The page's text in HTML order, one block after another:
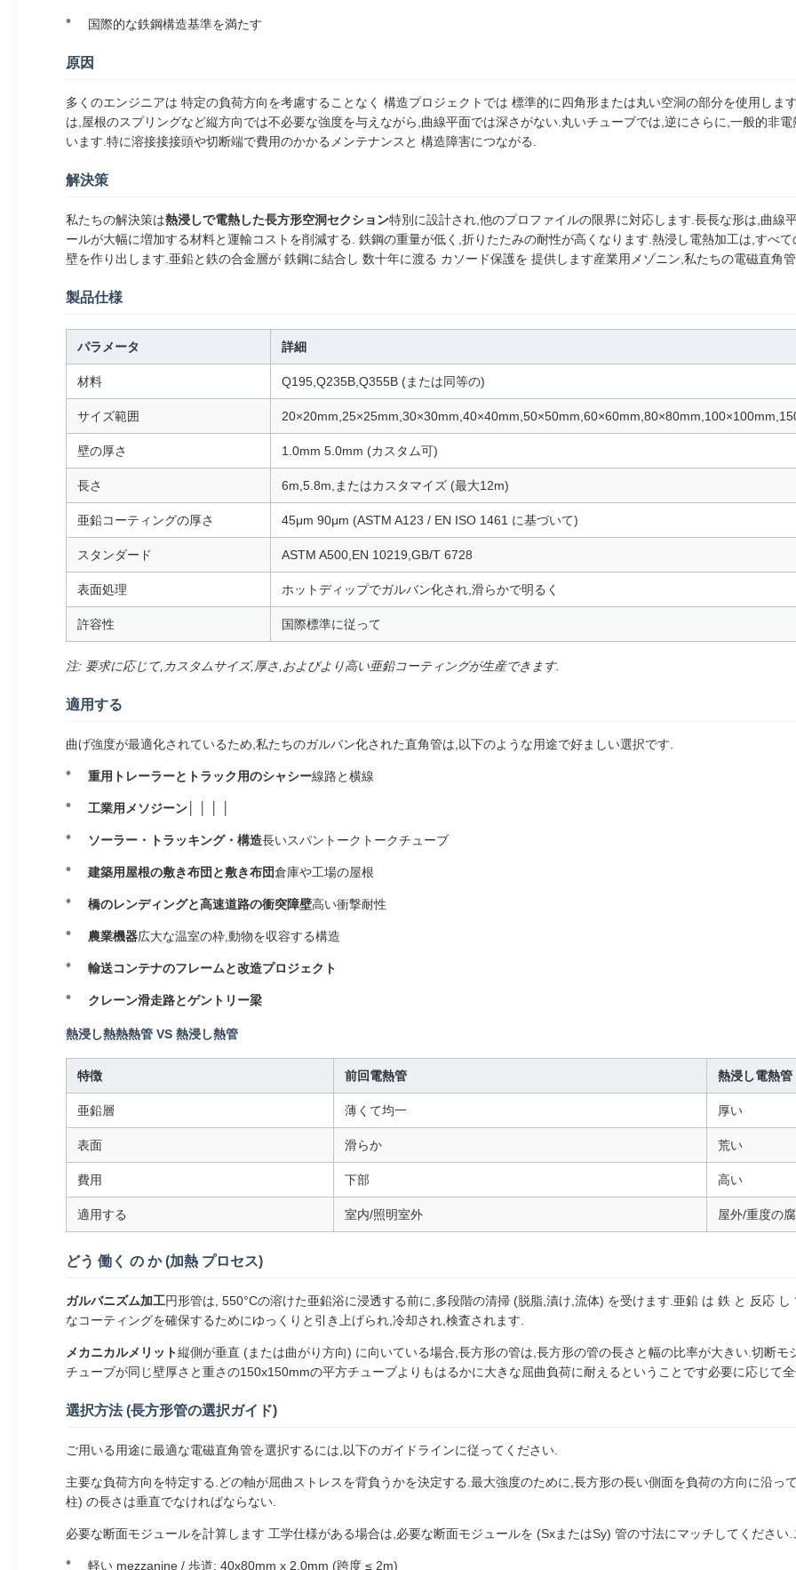
国際的な鉄鋼構造基準を満たす
原因
多くのエンジニアは 特定の負荷方向を考慮することなく 構造プロジェクトでは 標準的に四角形または丸い空洞の部分を使用し
は,屋根のスプリングなど縦方向では不必要な強度を与えながら,曲線平面では深さがない.丸いチューブでは,逆にさらに,一般的非
います.特に溶接接接頭や切断端で費用のかかるメンテナンスと 構造障害につながる.
解決策
私たちの解決策は熱浸しで電熱した長方形空洞セクション特別に設計され,他のプロファイルの限界に対応します.長長な形は,曲線
ールが大幅に増加する材料と運輸コストを削減する. 鉄鋼の重量が低く,折りたたみの耐性が高くなります.熱浸し電熱加工は,すべ
壁を作り出します.亜鉛と鉄の合金層が 鉄鋼に結合し 数十年に渡る カソード保護を 提供します産業用メゾニン,私たちの電磁直角
製品仕様
パラメータ 詳細
材料 Q195,Q235B,Q355B (または同等の)
サイズ範囲
壁の厚さ 1.0mm 5.0mm (カスタム可)
長さ 6m,5.8m,またはカスタマイズ (最大12m)
亜鉛コーティングの厚さ 45μm 90μm (ASTM A123 / EN ISO 1461 に基づいて)
スタンダード ASTM A500,EN 10219,GB/T 6728
表面処理 ホットディップでガルバン化され,滑らかで明るく
許容性 国際標準に従って
注: 要求に応じて,カスタムサイズ,厚さ,およびより高い亜鉛コーティングが生産できます.
適用する
曲げ強度が最適化されているため,私たちのガルバン化された直角管は,以下のような用途で好ましい選択です.
重用トレーラーとトラック用のシャシー線路と横線
工業用メソジーン
ソーラー・トラッキング・構造長いスパントークトークチューブ
建築用屋根の敷き布団と敷き布団倉庫や工場の屋根
橋のレンディングと高速道路の衝突障壁高い衝撃耐性
農業機器広大な温室の枠,動物を収容する構造
輸送コンテナのフレームと改造プロジェクト
クレーン滑走路とゲントリー梁
熱浸し熱熱熱管 VS 熱浸し熱管
特徴 前回電熱管 熱浸し電熱管
亜鉛層 薄くて均一 厚い
表面 滑らか 荒い
費用 下部 高い
適用する 室内/照明室外 屋外/重度の
どう 働く の か (加熱 プロセス)
ガルバニズム加工円形管は, 550°Cの溶けた亜鉛浴に浸透する前に,多段階の清掃 (脱脂,漬け,流体) を受けます.亜鉛 は 鉄 と 反応
なコーティングを確保するためにゆっくりと引き上げられ,冷却され,検査されます.
メカニカルメリット縦側が垂直 (または曲がり方向) に向いている場合,長方形の管は,長方形の管の長さと幅の比率が大きい.切断
チューブが同じ壁厚さと重さの150x150mmの平方チューブよりもはるかに大きな屈曲負荷に耐えるということです必要に応じて
選択方法 (長方形管の選択ガイド)
ご用いる用途に最適な電磁直角管を選択するには,以下のガイドラインに従ってください.
主要な負荷方向を特定する.どの軸が屈曲ストレスを背負うかを決定する.最大強度のために,長方形の長い側面を負荷の方向に沿
柱) の長さは垂直でなければならない.
必要な断面モジュールを計算します 工学仕様がある場合は,必要な断面モジュールを (SxまたはSy) 管の寸法にマッチしてください
軽い mezzanine / 歩道: 40x80mm x 2.0mm (跨度 ≤ 2m)